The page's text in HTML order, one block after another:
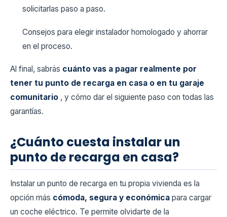
solicitarlas paso a paso.
Consejos para elegir instalador homologado y ahorrar
en el proceso.
Al final, sabrás cuánto vas a pagar realmente por
tener tu punto de recarga en casa o en tu garaje
comunitario , y cómo dar el siguiente paso con todas las
garantías.
¿Cuánto cuesta instalar un
punto de recarga en casa?
Instalar un punto de recarga en tu propia vivienda es la
opción más cómoda, segura y económica para cargar
un coche eléctrico. Te permite olvidarte de la